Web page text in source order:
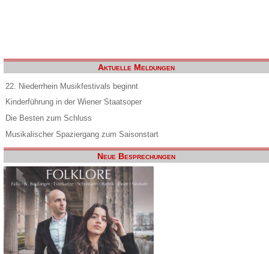
Aktuelle Meldungen
22. Niederrhein Musikfestivals beginnt
Kinderführung in der Wiener Staatsoper
Die Besten zum Schluss
Musikalischer Spaziergang zum Saisonstart
Neue Besprechungen